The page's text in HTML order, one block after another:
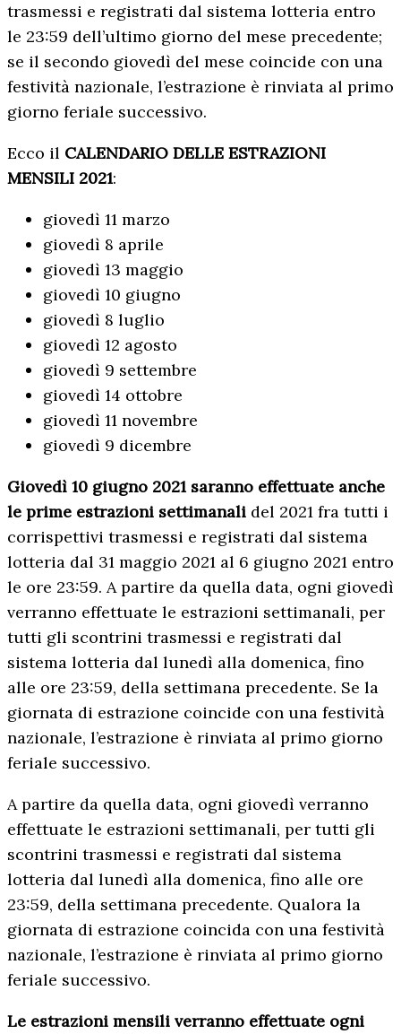
trasmessi e registrati dal sistema lotteria entro
le 23:59 dell’ultimo giorno del mese precedente;
se il secondo giovedì del mese coincide con una
festività nazionale, l’estrazione è rinviata al primo
giorno feriale successivo.
Ecco il CALENDARIO DELLE ESTRAZIONI
MENSILI 2021:
giovedì 11 marzo
giovedì 8 aprile
giovedì 13 maggio
giovedì 10 giugno
giovedì 8 luglio
giovedì 12 agosto
giovedì 9 settembre
giovedì 14 ottobre
giovedì 11 novembre
giovedì 9 dicembre
Giovedì 10 giugno 2021 saranno effettuate anche
le prime estrazioni settimanali del 2021 fra tutti i
corrispettivi trasmessi e registrati dal sistema
lotteria dal 31 maggio 2021 al 6 giugno 2021 entro
le ore 23:59. A partire da quella data, ogni giovedì
verranno effettuate le estrazioni settimanali, per
tutti gli scontrini trasmessi e registrati dal
sistema lotteria dal lunedì alla domenica, fino
alle ore 23:59, della settimana precedente. Se la
giornata di estrazione coincide con una festività
nazionale, l’estrazione è rinviata al primo giorno
feriale successivo.
A partire da quella data, ogni giovedì verranno
effettuate le estrazioni settimanali, per tutti gli
scontrini trasmessi e registrati dal sistema
lotteria dal lunedì alla domenica, fino alle ore
23:59, della settimana precedente. Qualora la
giornata di estrazione coincida con una festività
nazionale, l’estrazione è rinviata al primo giorno
feriale successivo.
Le estrazioni mensili verranno effettuate ogni